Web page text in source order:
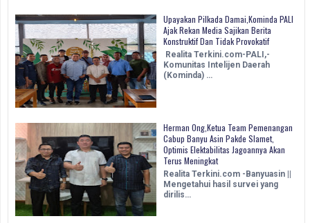
Upayakan Pilkada Damai,Kominda PALI
Ajak Rekan Media Sajikan Berita
Konstruktif Dan Tidak Provokatif
Realita Terkini.com-PALI,-
Komunitas Intelijen Daerah
(Kominda) …
Herman Ong,Ketua Team Pemenangan
Cabup Banyu Asin Pakde Slamet,
Optimis Elektabilitas Jagoannya Akan
Terus Meningkat
Realita Terkini.com -Banyuasin ||
Mengetahui hasil survei yang
dirilis…